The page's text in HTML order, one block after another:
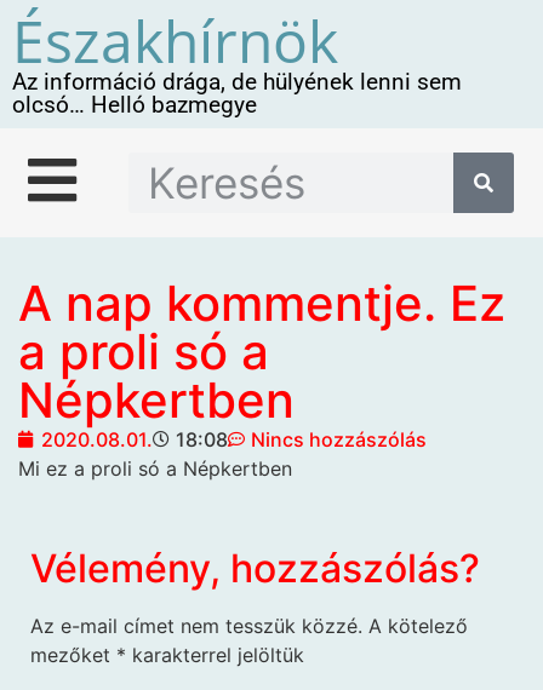
Északhírnök
Az információ drága, de hülyének lenni sem
olcsó… Helló bazmegye
A nap kommentje. Ez
a proli só a
Népkertben
2020.08.01. 18:08
Nincs hozzászólás
Mi ez a proli só a Népkertben
Vélemény, hozzászólás?
Az e-mail címet nem tesszük közzé. A kötelező
mezőket * karakterrel jelöltük